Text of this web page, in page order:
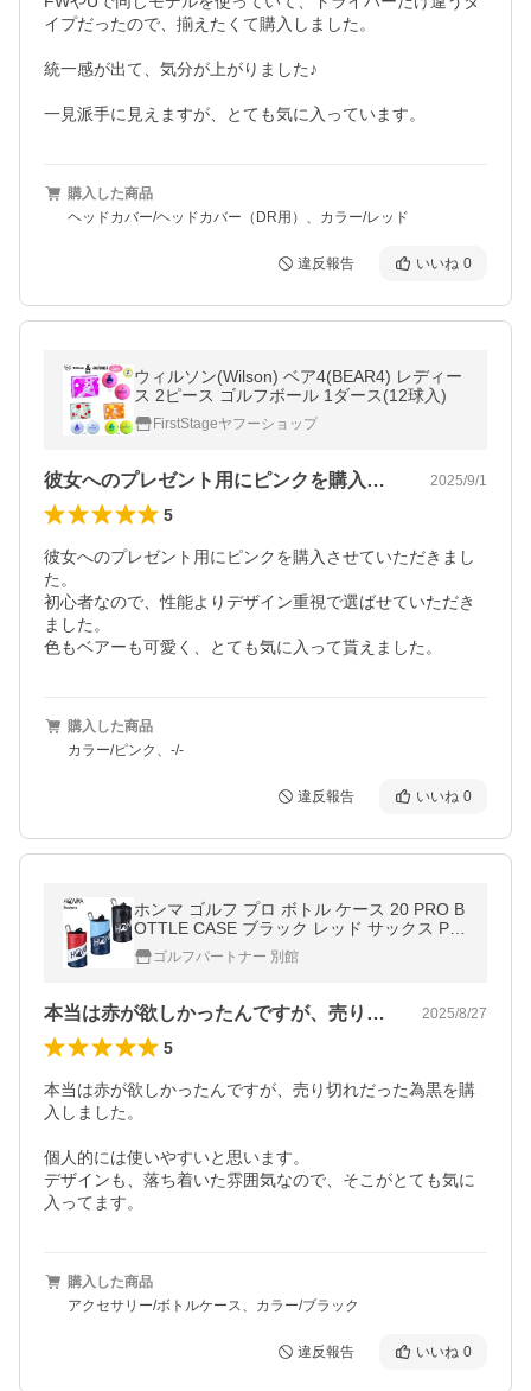
イプだったので、揃えたくて購入しました。
統一感が出て、気分が上がりました♪
一見派手に見えますが、とても気に入っています。
購入した商品
ヘッドカバー/ヘッドカバー（DR用）、カラー/レッド
違反報告 いいね 0
ウィルソン(Wilson) ベア4(BEAR4) レディー
ス 2ピース ゴルフボール 1ダース(12球入)
FirstStageヤフーショップ
彼女へのプレゼント用にピンクを購入させ… 2025/9/1
5
彼女へのプレゼント用にピンクを購入させていただきまし
た。
初心者なので、性能よりデザイン重視で選ばせていただき
ました。
購入した商品
カラー/ピンク、-/-
違反報告 いいね 0
ホンマ ゴルフ プロ ボトル ケース 20 PRO B
OTTLE CASE ブラック レッド サックス PB
12001 本間 HONMA
ゴルフパートナー 別館
本当は赤が欲しかったんですが、売り切れ… 2025/8/27
5
本当は赤が欲しかったんですが、売り切れだった為黒を購
入しました。
個人的には使いやすいと思います。
デザインも、落ち着いた雰囲気なので、そこがとても気に
入ってます。
購入した商品
アクセサリー/ボトルケース、カラー/ブラック
違反報告 いいね 0